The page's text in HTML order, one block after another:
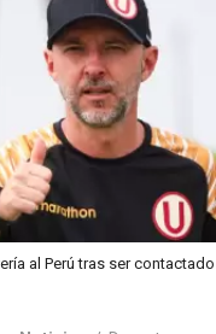
al Perú tras ser